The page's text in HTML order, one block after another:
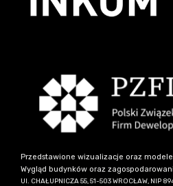
Przedstawione wizualizacje oraz
Wygląd budynków oraz
Ul. CHAŁUPNICZA 55, 51-503 WROCŁAW, NIP